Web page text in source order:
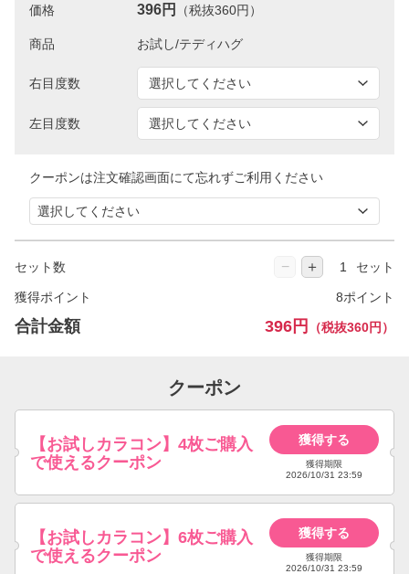
価格 396円 （税抜360円）
商品
右目度数
左目度数
クーポンは注文確認画面にて忘れずご利用ください
セット数 − ＋ セット
獲得ポイント 8ポイント
合計金額 396円 （税抜360円）
クーポン
【お試しカラコン】4枚ご購入
で使えるクーポン
獲得する
獲得期限
2026/10/31 23:59
【お試しカラコン】6枚ご購入
で使えるクーポン
獲得する
獲得期限
2026/10/31 23:59